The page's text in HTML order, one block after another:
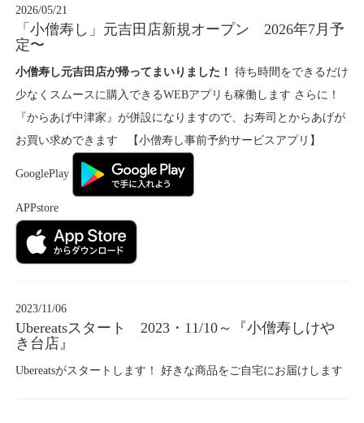
2026/05/21
「小僧寿し」元吉田店新規オープン 2026年7月予
定〜
小僧寿し元吉田店が帰ってまいりました！ 待ち時間をできるだけ
少なくスムースに購入できるWEBアプリも稼働します さらに！
『からあげ中津家』が併設になりますので、お寿司とからあげが
お買い求めできます 【小僧寿し事前予約サービスアプリ】
GooglePlay
APPstore
2023/11/06
Ubereatsスタート 2023・11/10～『小僧寿しけや
き台店』
Ubereatsがスタートします！ 好きな商品をご自宅にお届けします